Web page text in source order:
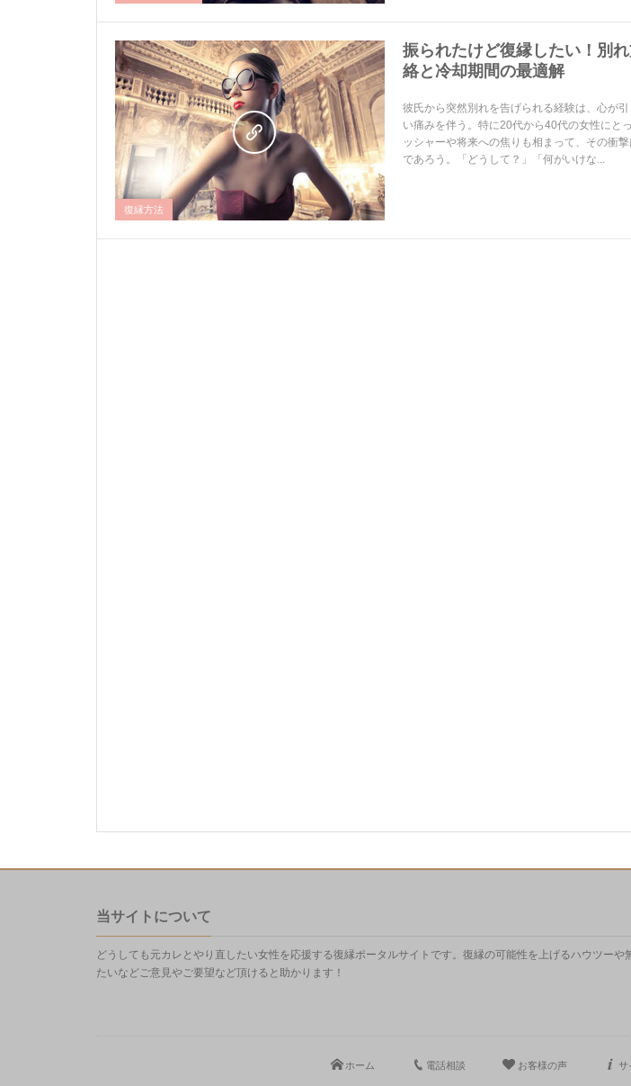
復縁方法
振られたけど復縁したい！別
絡と冷却期間の最適解
彼氏から突然別れを告げられる経験は、心が
い痛みを伴う。特に20代から40代の女性にと
ッシャーや将来への焦りも相まって、その衝
であろう。「どうして？」「何がいけな...
当サイトについて
どうしても元カレとやり直したい女性を応援する復縁ポータルサイトです。復縁の可能性を上げるハウツー
たいなどご意見やご要望など頂けると助かります！
ホーム 電話相談 お客様の声 サ